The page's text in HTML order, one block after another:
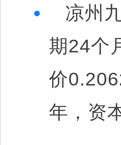
凉州
期24个
价
年，资